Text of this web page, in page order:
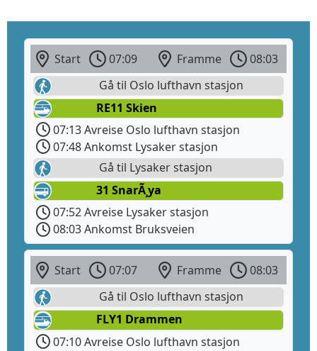
Start 07:09 Framme
08:03
Gå til Oslo lufthavn stasjon
RE11 Skien
07:13 Avreise Oslo lufthavn stasjon
07:48 Ankomst Lysaker stasjon
Gå til Lysaker stasjon
31 SnarÃ¸ya
07:52 Avreise Lysaker stasjon
08:03 Ankomst Bruksveien
Start 07:07 Framme
08:03
Gå til Oslo lufthavn stasjon
FLY1 Drammen
07:10 Avreise Oslo lufthavn stasjon